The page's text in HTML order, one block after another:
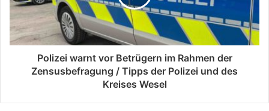
Polizei warnt vor Betrügern im Rahmen der
Zensusbefragung / Tipps der Polizei und des
Kreises Wesel